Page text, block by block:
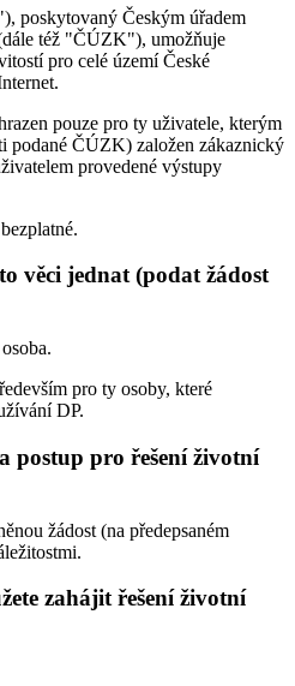
poskytovaný Českým úřadem
též "ČÚZK"), umožňuje
pro celé území České
pouze pro ty uživatele, kterým
podané ČÚZK) založen zákaznický
provedené výstupy
věci jednat (podat žádost
pro ty osoby, které
DP.
postup pro řešení životní
žádost (na předepsaném
zahájit řešení životní